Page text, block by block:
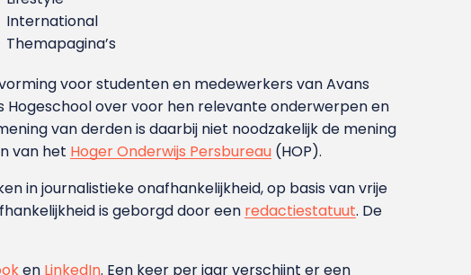
International
Themapagina’s
voor studenten en medewerkers van Avans
over voor hen relevante onderwerpen en
van derden is daarbij niet noodzakelijk de mening
van het Hoger Onderwijs Persbureau (HOP).
in journalistieke onafhankelijkheid, op basis van vrije
is geborgd door een redactiestatuut. De
en LinkedIn. Een keer per jaar verschijnt er een